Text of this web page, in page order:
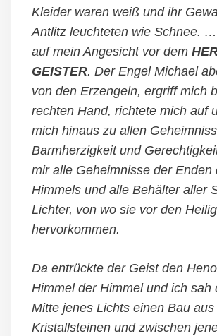
Kleider waren weiß und ihr
Antlitz leuchteten wie Schnee.
auf mein Angesicht vor dem
GEISTER. Der Engel Michael
von den Erzengeln, ergriff mich
rechten Hand, richtete mich auf
mich hinaus zu allen
Barmherzigkeit und
mir alle Geheimnisse der Enden
Himmels und alle Behälter aller
Lichter, von wo sie vor den
hervorkommen.
Da entrückte der Geist den
Himmel der Himmel und ich sah
Mitte jenes Lichts einen Bau aus
Kristallsteinen und zwischen